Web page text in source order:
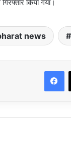
किया गया।
news